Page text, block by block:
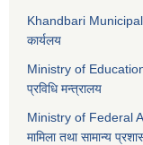
Khandbari
कार्यलय
Ministry of
प्रविधि मन्त्रालय
Ministry of Federal
मामिला तथा सामान्य